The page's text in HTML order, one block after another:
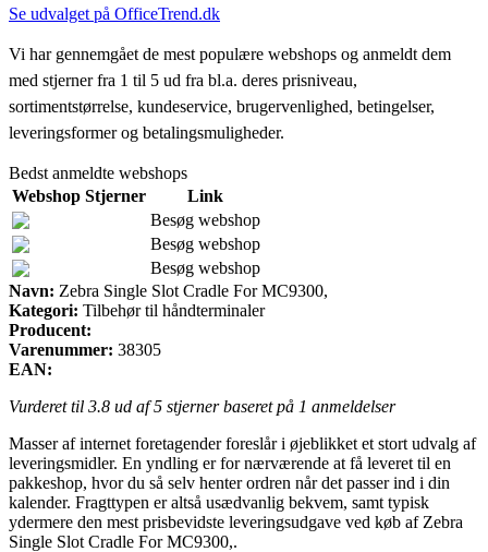
Se udvalget på OfficeTrend.dk
Vi har gennemgået de mest populære webshops og anmeldt dem
med stjerner fra 1 til 5 ud fra bl.a. deres prisniveau,
sortimentstørrelse, kundeservice, brugervenlighed, betingelser,
leveringsformer og betalingsmuligheder.
Bedst anmeldte webshops
Webshop Stjerner
Link
Besøg webshop
Besøg webshop
Besøg webshop
Navn: Zebra Single Slot Cradle For MC9300,
Kategori: Tilbehør til håndterminaler
Producent:
Varenummer: 38305
EAN:
Vurderet til 3.8 ud af 5 stjerner baseret på 1 anmeldelser
Masser af internet foretagender foreslår i øjeblikket et stort udvalg af
leveringsmidler. En yndling er for nærværende at få leveret til en
pakkeshop, hvor du så selv henter ordren når det passer ind i din
kalender. Fragttypen er altså usædvanlig bekvem, samt typisk
ydermere den mest prisbevidste leveringsudgave ved køb af Zebra
Single Slot Cradle For MC9300,.